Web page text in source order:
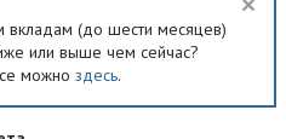
вкладам (до шести месяцев)
или выше чем сейчас?
можно здесь.